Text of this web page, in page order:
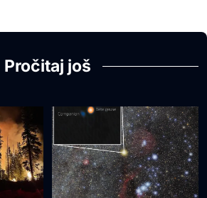
Pročitaj još